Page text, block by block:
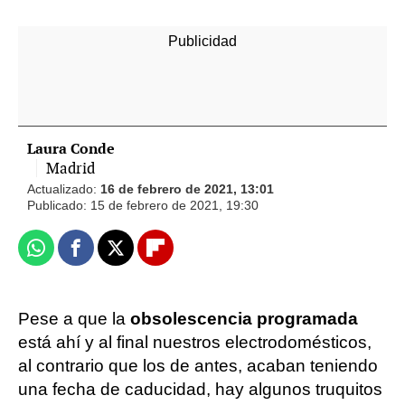
Laura Conde
Madrid
Actualizado: 16 de febrero de 2021, 13:01
Publicado: 15 de febrero de 2021, 19:30
WhatsappFacebook
X Flipboard
Pese a que la obsolescencia programada
está ahí y al final nuestros electrodomésticos,
al contrario que los de antes, acaban teniendo
una fecha de caducidad, hay algunos truquitos